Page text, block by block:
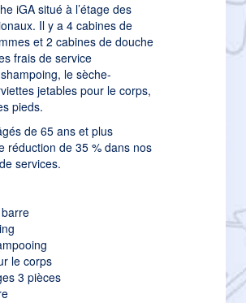
iGA situé à l’étage des
Il y a 4 cabines de
et 2 cabines de douche
frais de service
le sèche-
jetables pour le corps,
pieds.
de 65 ans et plus
réduction de 35 % dans nos
services.
le corps
3 pièces